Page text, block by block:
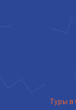
Туры в